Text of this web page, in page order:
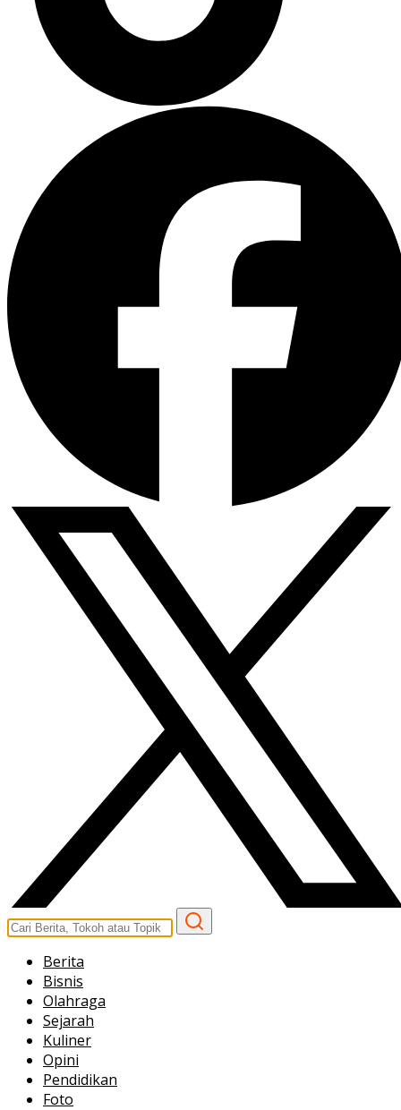
Berita
Bisnis
Olahraga
Sejarah
Kuliner
Opini
Pendidikan
Foto